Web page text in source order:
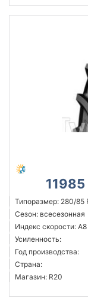
Типоразмер: 280/85
Сезон: всесезонная
Индекс скорости: A8
Усиленность:
Год производства:
Страна:
Магазин: R20